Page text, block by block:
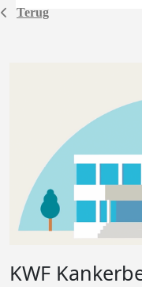
Terug
KWF